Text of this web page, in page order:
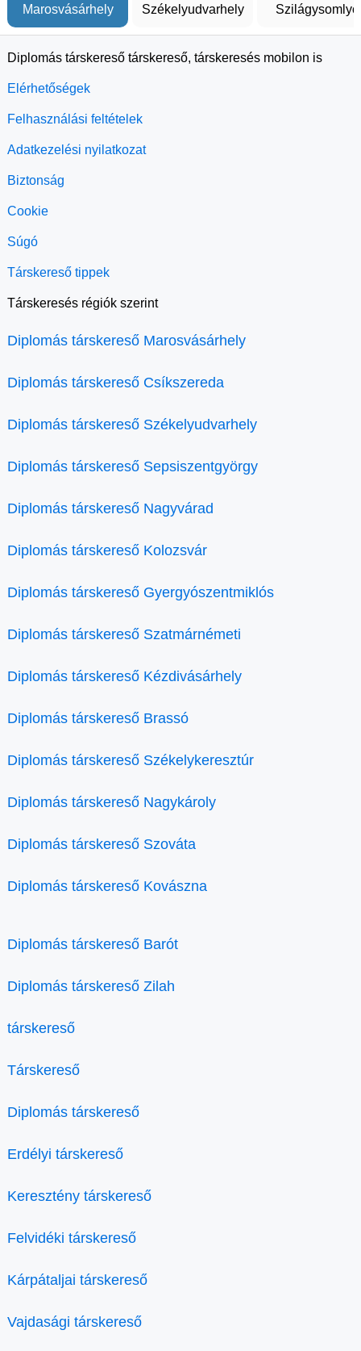
Marosvásárhely
Székelyudvarhely
Szilágysomlyó
Diplomás társkereső társkereső, társkeresés mobilon is
Elérhetőségek
Felhasználási feltételek
Adatkezelési nyilatkozat
Biztonság
Cookie
Súgó
Társkereső tippek
Társkeresés régiók szerint
Diplomás társkereső Marosvásárhely
Diplomás társkereső Csíkszereda
Diplomás társkereső Székelyudvarhely
Diplomás társkereső Sepsiszentgyörgy
Diplomás társkereső Nagyvárad
Diplomás társkereső Kolozsvár
Diplomás társkereső Gyergyószentmiklós
Diplomás társkereső Szatmárnémeti
Diplomás társkereső Kézdivásárhely
Diplomás társkereső Brassó
Diplomás társkereső Székelykeresztúr
Diplomás társkereső Nagykároly
Diplomás társkereső Szováta
Diplomás társkereső Kovászna
Diplomás társkereső Barót
Diplomás társkereső Zilah
társkereső
Társkereső
Diplomás társkereső
Erdélyi társkereső
Keresztény társkereső
Felvidéki társkereső
Kárpátaljai társkereső
Vajdasági társkereső